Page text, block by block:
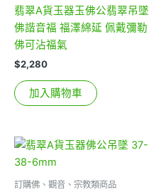
翡翠A貨玉器玉佛公翡翠吊墜
佛諧音福 福澤綿延 佩戴彌勒
佛可沾福氣
$2,280
加入購物車
訂購佛、觀音、宗教類商品